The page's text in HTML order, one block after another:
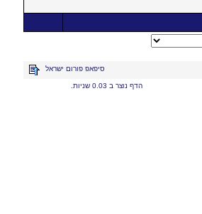
סיפאפ פורום ישראל
הדף נוצר ב 0.03 שניות.